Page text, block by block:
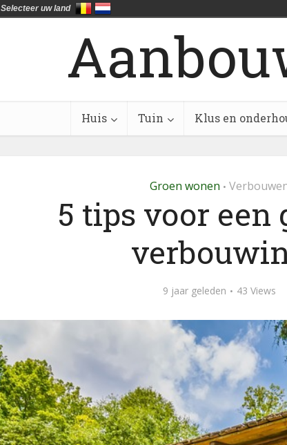
Huis Tuin Klus en
Groen wonen •
5 tips voor een
9 jaar geleden 43 Views
Selecteer uw land